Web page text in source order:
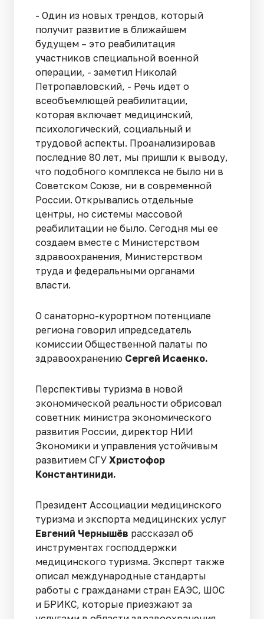
- Один из новых трендов, который
получит развитие в ближайшем
будущем – это реабилитация
участников специальной военной
операции, - заметил Николай
Петропавловский, - Речь идет о
всеобъемлющей реабилитации,
которая включает медицинский,
психологический, социальный и
трудовой аспекты. Проанализировав
последние 80 лет, мы пришли к выводу,
что подобного комплекса не было ни в
Советском Союзе, ни в современной
России. Открывались отдельные
центры, но системы массовой
реабилитации не было. Сегодня мы ее
создаем вместе с Министерством
здравоохранения, Министерством
труда и федеральными органами
власти.
О санаторно-курортном потенциале
региона говорил ипредседатель
комиссии Общественной палаты по
здравоохранению Сергей Исаенко.
Перспективы туризма в новой
экономической реальности обрисовал
советник министра экономического
развития России, директор НИИ
Экономики и управления устойчивым
развитием СГУ Христофор
Константиниди.
Президент Ассоциации медицинского
туризма и экспорта медицинских услуг
Евгений Чернышёв рассказал об
инструментах господдержки
медицинского туризма. Эксперт также
описал международные стандарты
работы с гражданами стран ЕАЭС, ШОС
и БРИКС, которые приезжают за